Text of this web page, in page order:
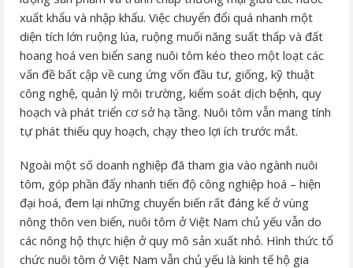
xuất khẩu và nhập khẩu. Việc chuyển đổi quá nhanh một
diện tích lớn ruộng lúa, ruộng muối năng suất thấp và đất
hoang hoá ven biển sang nuôi tôm kéo theo một loạt các
vấn đề bất cập về cung ứng vốn đầu tư, giống, kỹ thuật
công nghệ, quản lý môi trường, kiểm soát dịch bệnh, quy
hoạch và phát triển cơ sở hạ tầng. Nuôi tôm vẫn mang tính
tự phát thiếu quy hoạch, chạy theo lợi ích trước mắt.
Ngoài một số doanh nghiệp đã tham gia vào ngành nuôi
tôm, góp phần đẩy nhanh tiến độ công nghiệp hoá – hiện
đại hoá, đem lại những chuyển biến rất đáng kể ở vùng
nông thôn ven biển, nuôi tôm ở Việt Nam chủ yếu vẫn do
các nông hộ thực hiện ở quy mô sản xuất nhỏ. Hình thức tổ
chức nuôi tôm ở Việt Nam vẫn chủ yếu là kinh tế hộ gia